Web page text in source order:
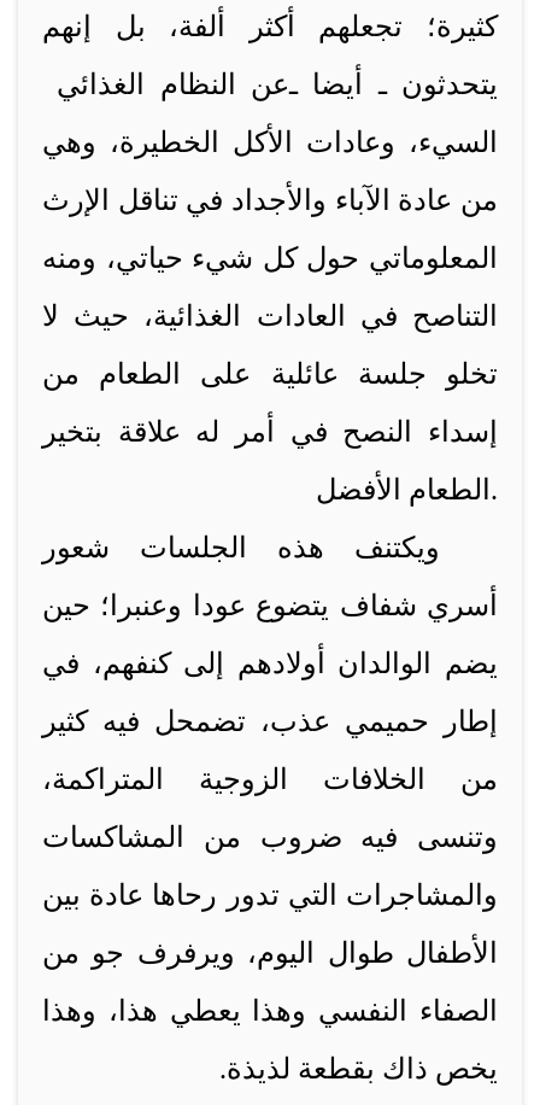
كثيرة؛ تجعلهم أكثر ألفة، بل إنهم
يتحدثون ـ أيضا ـعن النظام الغذائي
السيء، وعادات الأكل الخطيرة، وهي
من عادة الآباء والأجداد في تناقل الإرث
المعلوماتي حول كل شيء حياتي، ومنه
التناصح في العادات الغذائية، حيث لا
تخلو جلسة عائلية على الطعام من
إسداء النصح في أمر له علاقة بتخير
الطعام الأفضل.
ويكتنف هذه الجلسات شعور
أسري شفاف يتضوع عودا وعنبرا؛ حين
يضم الوالدان أولادهم إلى كنفهم، في
إطار حميمي عذب، تضمحل فيه كثير
من الخلافات الزوجية المتراكمة،
وتنسى فيه ضروب من المشاكسات
والمشاجرات التي تدور رحاها عادة بين
الأطفال طوال اليوم، ويرفرف جو من
الصفاء النفسي وهذا يعطي هذا، وهذا
يخص ذاك بقطعة لذيذة.